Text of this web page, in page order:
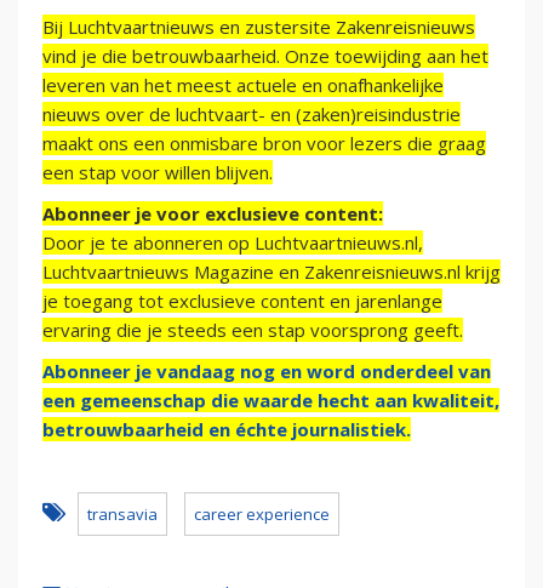
Bij Luchtvaartnieuws en zustersite Zakenreisnieuws
vind je die betrouwbaarheid. Onze toewijding aan het
leveren van het meest actuele en onafhankelijke
nieuws over de luchtvaart- en (zaken)reisindustrie
maakt ons een onmisbare bron voor lezers die graag
een stap voor willen blijven.
Abonneer je voor exclusieve content:
Door je te abonneren op Luchtvaartnieuws.nl,
Luchtvaartnieuws Magazine en Zakenreisnieuws.nl krijg
je toegang tot exclusieve content en jarenlange
ervaring die je steeds een stap voorsprong geeft.
Abonneer je vandaag nog en word onderdeel van
een gemeenschap die waarde hecht aan kwaliteit,
betrouwbaarheid en échte journalistiek.
transavia career experience